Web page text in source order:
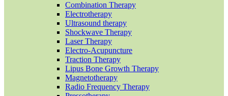
Combination Therapy
Electrotherapy
Ultrasound therapy
Shockwave Therapy
Laser Therapy
Electro-Acupuncture
Traction Therapy
Lipus Bone Growth Therapy
Magnetotherapy
Radio Frequency Therapy